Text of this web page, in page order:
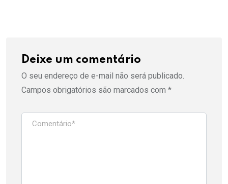
Deixe um comentário
O seu endereço de e-mail não será publicado.
Campos obrigatórios são marcados com *